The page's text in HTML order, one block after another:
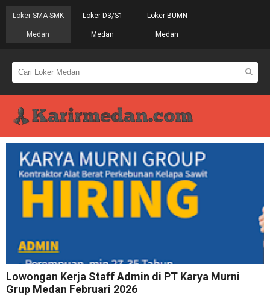
Loker SMA SMK
Medan
Loker D3/S1
Medan
Loker BUMN
Medan
Lowongan Kerja Staff Admin di PT Karya Murni
Grup Medan Februari 2026